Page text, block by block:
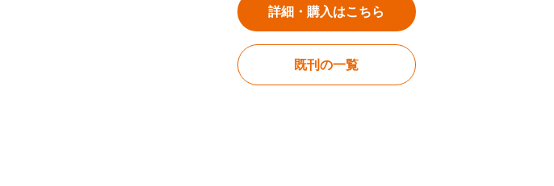
詳細・購入はこちら
既刊の一覧